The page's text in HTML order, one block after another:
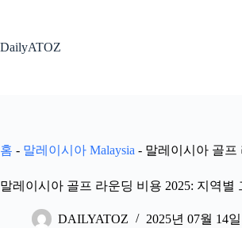
으
DailyATOZ
홈 - 말레이시아 Malaysia - 말레이시아 골프
말레이시아 골프 라운딩 비용 2025: 지역별
DAILYATOZ 2025년 07월 14일